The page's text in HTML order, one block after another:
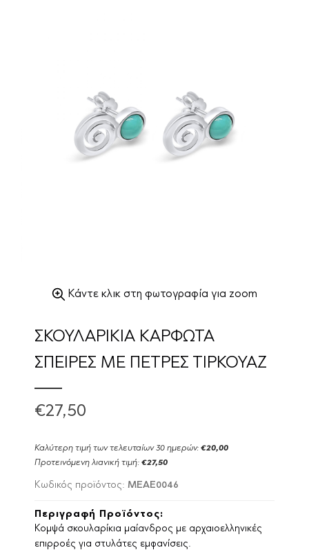
Κάντε κλικ στη φωτογραφία για zoom
ΣΚΟΥΛΑΡΙΚΙΑ ΚΑΡΦΩΤΑ
ΣΠΕΙΡΕΣ ΜΕ ΠΕΤΡΕΣ ΤΙΡΚΟΥΑΖ
€27,50
Καλύτερη τιμή των τελευταίων 30 ημερών: €20,00
Προτεινόμενη λιανική τιμή: €27,50
Κωδικός προϊόντος: MEAE0046
Περιγραφή Προϊόντος:
Κομψά σκουλαρίκια μαίανδρος με αρχαιοελληνικές
επιρροές για στυλάτες εμφανίσεις.